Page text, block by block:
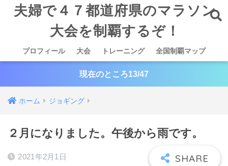
夫婦で４７都道府県のマラソン
大会を制覇するぞ！
プロフィール 大会 トレーニング 全国制覇マップ
現在のところ13/47
ホーム ジョギング
２月になりました。午後から雨です。
2021年2月1日